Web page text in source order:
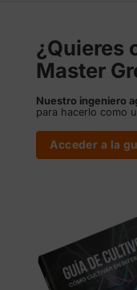
¿Quieres
Master
Nuestro ingeniero
para hacerlo como
Acceder a la